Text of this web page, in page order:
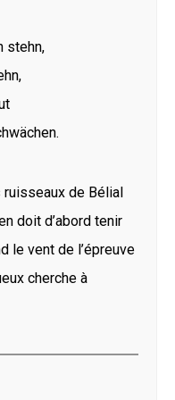
stehn,
de Bélial
doit d’abord tenir
le vent de l’épreuve
cherche à